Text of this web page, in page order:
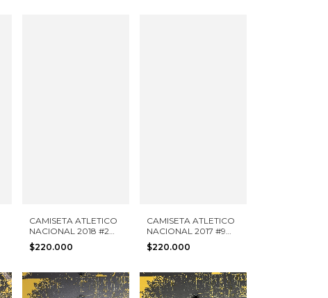
CAMISETA ATLETICO
NACIONAL 2018 #2
BOCANEGRA NIKE
TALLA S
$220.000
CAMISETA ATLETICO
NACIONAL 2017 #9
NIKE TALLA S
$220.000